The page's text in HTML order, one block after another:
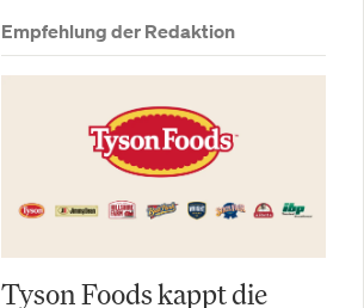
Empfehlung der Redaktion
Tyson Foods kappt die